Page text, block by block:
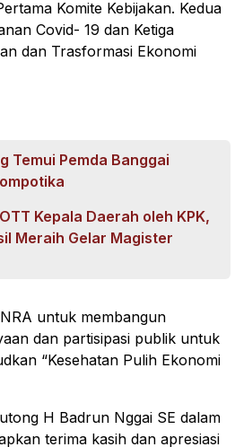
Komite Kebijakan. Kedua
Covid- 19 dan Ketiga
dan Trasformasi Ekonomi
Temui Pemda Banggai
Kepala Daerah oleh KPK,
Meraih Gelar Magister
untuk membangun
dan partisipasi publik untuk
“Kesehatan Pulih Ekonomi
H Badrun Nggai SE dalam
terima kasih dan apresiasi